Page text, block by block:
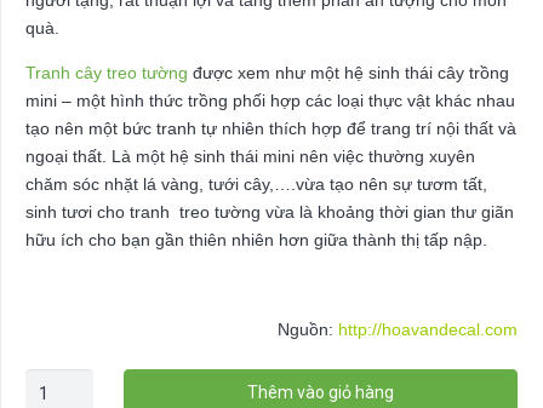
quà.
Tranh cây treo tường được xem như một hệ sinh thái cây trồng
mini – một hình thức trồng phối hợp các loại thực vật khác nhau
tạo nên một bức tranh tự nhiên thích hợp để trang trí nội thất và
ngoại thất. Là một hệ sinh thái mini nên việc thường xuyên
chăm sóc nhặt lá vàng, tưới cây,….vừa tạo nên sự tươm tất,
sinh tươi cho tranh treo tường vừa là khoảng thời gian thư giãn
hữu ích cho bạn gần thiên nhiên hơn giữa thành thị tấp nập.
Nguồn: http://hoavandecal.com
Tranh
Thêm vào giỏ hàng